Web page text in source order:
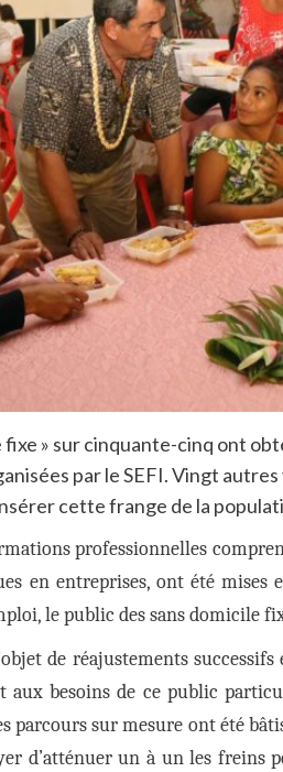
» sur cinquante-cinq ont
par le SEFI. Vingt
cette frange de la
professionnelles
en entreprises, ont été mises
le public des sans domicile
de réajustements successifs
aux besoins de ce public
parcours sur mesure ont été
d’atténuer un à un les freins